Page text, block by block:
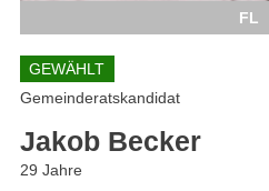
FL
GEWÄHLT
Gemeinderatskandidat
Jakob Becker
29 Jahre